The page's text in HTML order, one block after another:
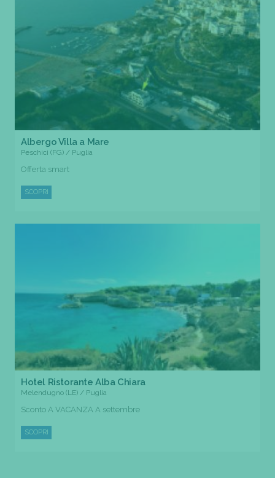
Albergo Villa a Mare
Peschici (FG) / Puglia
Offerta smart
SCOPRI
Hotel Ristorante Alba Chiara
Melendugno (LE) / Puglia
Sconto A VACANZA A settembre
SCOPRI